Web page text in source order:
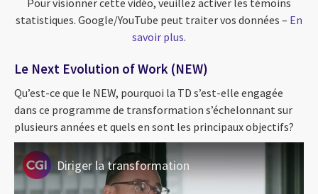
Pour visionner cette vidéo, veuillez activer les témoins
statistiques. Google/YouTube peut traiter vos données – En
savoir plus.
Le Next Evolution of Work (NEW)
Qu’est-ce que le NEW, pourquoi la TD s’est-elle engagée
dans ce programme de transformation s’échelonnant sur
plusieurs années et quels en sont les principaux objectifs?
Diriger la transformation